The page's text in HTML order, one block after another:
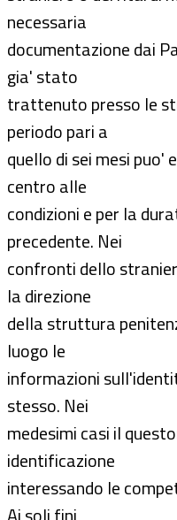
necessaria
documentazione dai
gia' stato
trattenuto presso le
periodo pari a
quello di sei mesi
centro alle
condizioni e per la
precedente. Nei
confronti dello
la direzione
della struttura
luogo le
informazioni
stesso. Nei
medesimi casi il
identificazione
interessando le